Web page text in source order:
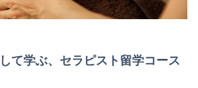
て学ぶ、セラピスト留学コース